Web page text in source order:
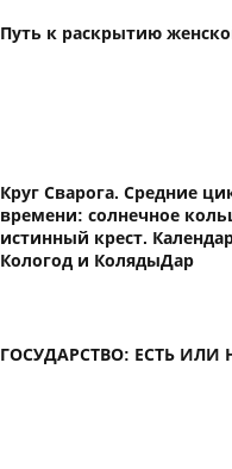
Путь к раскрытию
Круг Сварога. Средние
времени: солнечное
истинный крест.
Кологод и КолядыДар
ГОСУДАРСТВО: ЕСТЬ ИЛИ